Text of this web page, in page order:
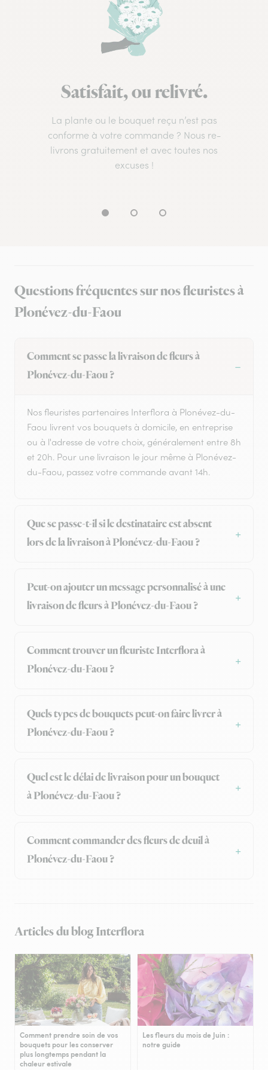
Satisfait, ou relivré.
La plante ou le bouquet reçu n’est pas
conforme à votre commande ? Nous re-
livrons gratuitement et avec toutes nos
excuses !
Questions fréquentes sur nos fleuristes à
Plonévez-du-Faou
Comment se passe la livraison de fleurs à
Plonévez-du-Faou ?
Nos fleuristes partenaires Interflora à Plonévez-du-
Faou livrent vos bouquets à domicile, en entreprise
ou à l'adresse de votre choix, généralement entre 8h
et 20h. Pour une livraison le jour même à Plonévez-
du-Faou, passez votre commande avant 14h.
Que se passe-t-il si le destinataire est absent
lors de la livraison à Plonévez-du-Faou ?
Peut-on ajouter un message personnalisé à une
livraison de fleurs à Plonévez-du-Faou ?
Comment trouver un fleuriste Interflora à
Plonévez-du-Faou ?
Quels types de bouquets peut-on faire livrer à
Plonévez-du-Faou ?
Quel est le délai de livraison pour un bouquet
à Plonévez-du-Faou ?
Comment commander des fleurs de deuil à
Plonévez-du-Faou ?
Articles du blog Interflora
Comment prendre soin de vos
bouquets pour les conserver
plus longtemps pendant la
chaleur estivale
Les fleurs du mois de Juin :
notre guide